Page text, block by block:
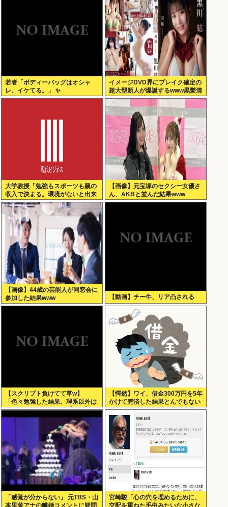
若者「ボディーバッグはオシャ
レ。イケてる。」 ✨
イメージDVD界にブレイク確定の
超大型新人が爆誕するwww黒髪清
純乙女・黒川結、顔もカラダも演
技もIVファンから絶賛の嵐！！処
女作「初結」の動画＆画像まと
め！！
大学教授「勉強もスポーツも親の
収入で決まる。環境がないと出来
るわけがない」
【画像】元宝塚のセクシー女優さ
ん、AKBと並んだ結果www
【画像】44歳の芸能人が同窓会に
参加した結果www
【動画】チー牛、リア凸される
【スクリプト負けてて草w】
「色々勉強した結果、理系以外は
エラー品だと気付いた【ガチ】」
について、もっと具体的に話そう
【愕然】ワイ、借金300万円を5年
かけて完済した結果とんでもない
ことになる・・・・・・
「感覚が分からない」 元TBS・山
本里菜アナの離婚コメントに疑問
宮崎駿「心の穴を埋めるために、
交配を重ねた毛虫みたいな小さな